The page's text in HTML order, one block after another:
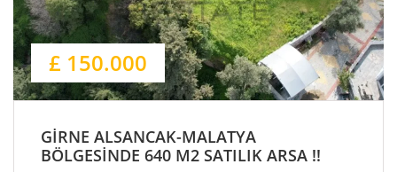
£ 150.000
GİRNE ALSANCAK-MALATYA
BÖLGESİNDE 640 M2 SATILIK ARSA !!